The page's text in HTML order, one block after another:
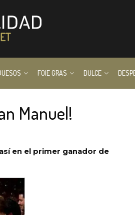
FOIE GRAS DULCE
Manuel!
en el primer ganador de